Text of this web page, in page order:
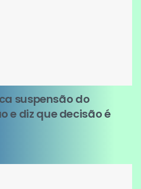
suspensão do
e diz que decisão é